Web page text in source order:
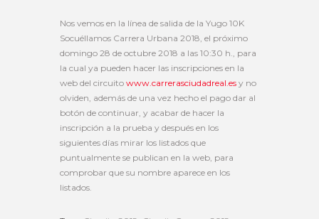
Nos vemos en la línea de salida de la Yugo 10K
Socuéllamos Carrera Urbana 2018, el próximo
domingo 28 de octubre 2018 a las 10:30 h., para
la cual ya pueden hacer las inscripciones en la
web del circuito www.carrerasciudadreal.es y no
olviden, además de una vez hecho el pago dar al
botón de continuar, y acabar de hacer la
inscripción a la prueba y después en los
siguientes días mirar los listados que
puntualmente se publican en la web, para
comprobar que su nombre aparece en los
listados.